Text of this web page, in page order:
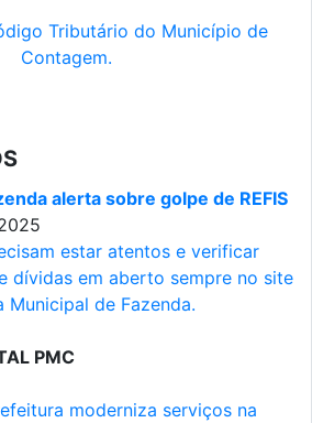
Tributário do Município de
Contagem.
alerta sobre golpe de REFIS
estar atentos e verificar
dívidas em aberto sempre no site
de Fazenda.
PMC
moderniza serviços na